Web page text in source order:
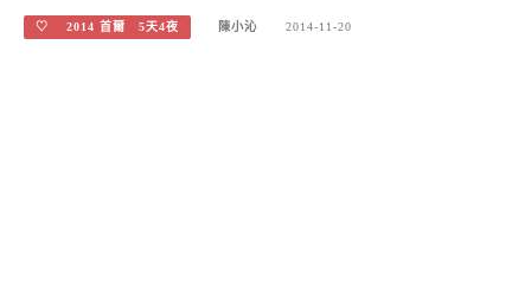
♡ 2014 首爾 5天4夜 陳小沁 2014-11-20